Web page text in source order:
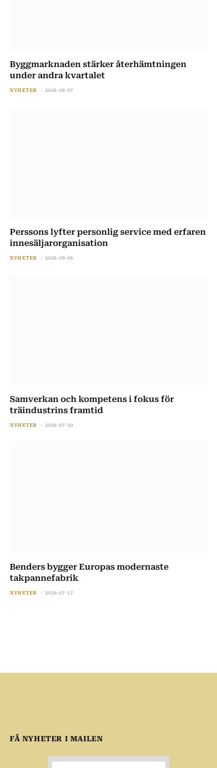
Byggmarknaden stärker återhämtningen
under andra kvartalet
NYHETER 2026-08-07
Perssons lyfter personlig service med erfaren
innesäljarorganisation
NYHETER 2026-08-06
Samverkan och kompetens i fokus för
träindustrins framtid
NYHETER 2026-07-30
Benders bygger Europas modernaste
takpannefabrik
NYHETER 2026-07-17
FÅ NYHETER I MAILEN